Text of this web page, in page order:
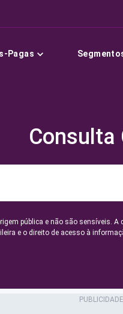
Pagas
Consulta
pública e não são sensíveis.
e o direito de acesso à